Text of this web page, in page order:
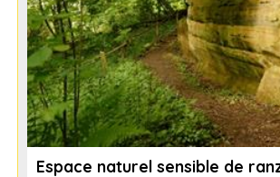
Espace naturel sensible de